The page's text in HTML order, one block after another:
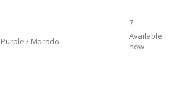
Purple / Morado
7
Available
now